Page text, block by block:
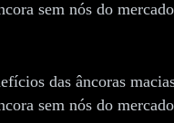
sem nós do
das âncoras
sem nós do